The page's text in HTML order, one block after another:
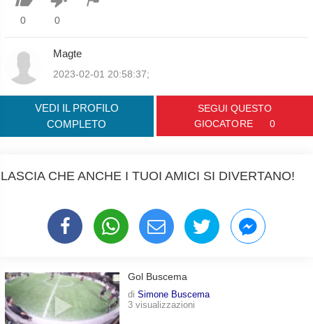
0 0
Magte
2023-02-01 20:58:37;
VEDI IL PROFILO
COMPLETO
SEGUI QUESTO
GIOCATORE
0
LASCIA CHE ANCHE I TUOI AMICI SI DIVERTANO!
Gol Buscema
di Simone Buscema
3 visualizzazioni